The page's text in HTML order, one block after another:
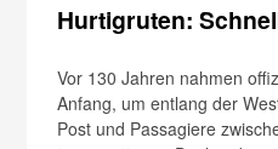
Hurtigruten:
Vor 130 Jahren nahmen
Anfang, um entlang der
Post und Passagiere